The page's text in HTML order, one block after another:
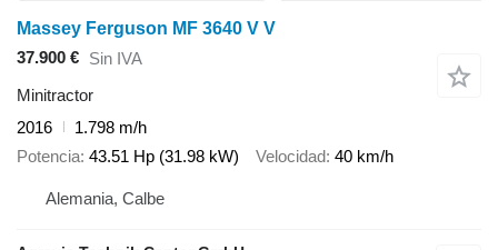
Massey Ferguson MF 3640 V V
37.900 € Sin IVA
Minitractor
2016
1.798 m/h
Potencia 43.51 Hp (31.98 kW) Velocidad 40 km/h
Alemania, Calbe